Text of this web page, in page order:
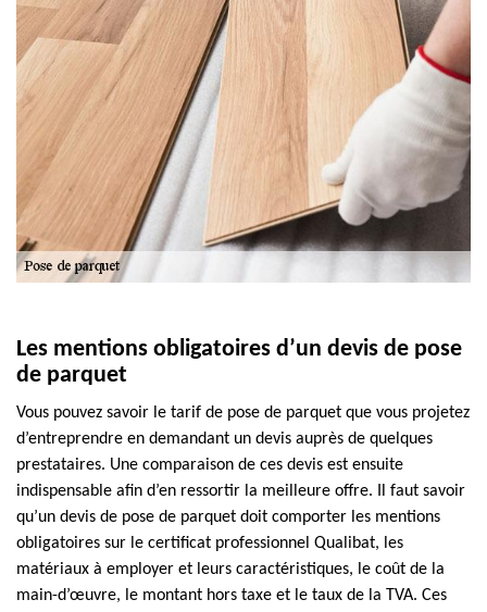
Les mentions obligatoires d’un devis de pose
de parquet
Vous pouvez savoir le tarif de pose de parquet que vous projetez
d’entreprendre en demandant un devis auprès de quelques
prestataires. Une comparaison de ces devis est ensuite
indispensable afin d’en ressortir la meilleure offre. Il faut savoir
qu’un devis de pose de parquet doit comporter les mentions
obligatoires sur le certificat professionnel Qualibat, les
matériaux à employer et leurs caractéristiques, le coût de la
main-d’œuvre, le montant hors taxe et le taux de la TVA. Ces